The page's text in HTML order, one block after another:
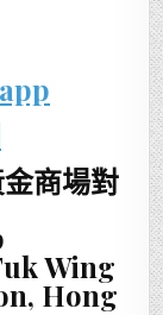
商場對
Wing
Hong